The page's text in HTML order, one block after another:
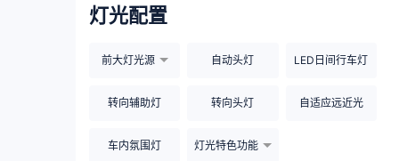
灯光配置
前大灯光源 自动头灯 LED日间行车灯
转向辅助灯 转向头灯 自适应远近光
车内氛围灯 灯光特色功能